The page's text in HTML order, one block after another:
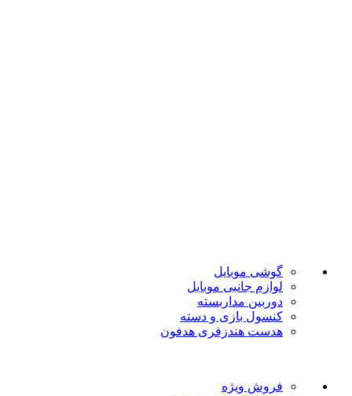
گوشی موبایل
لوازم جانبی موبایل
دوربین مداربسته
کنسول بازی و دسته
هدست هندزفری هدفون
فروش ویژه